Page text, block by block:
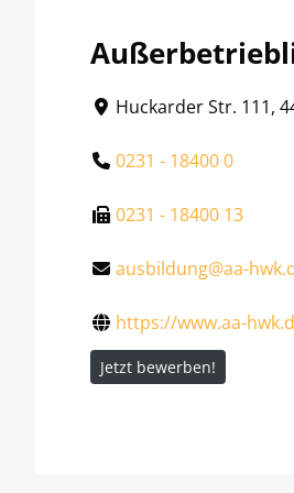
Huckarder Str. 111,
0231 - 18400 0
0231 - 18400 13
ausbildung@aa-
https://www.aa-
Jetzt bewerben!